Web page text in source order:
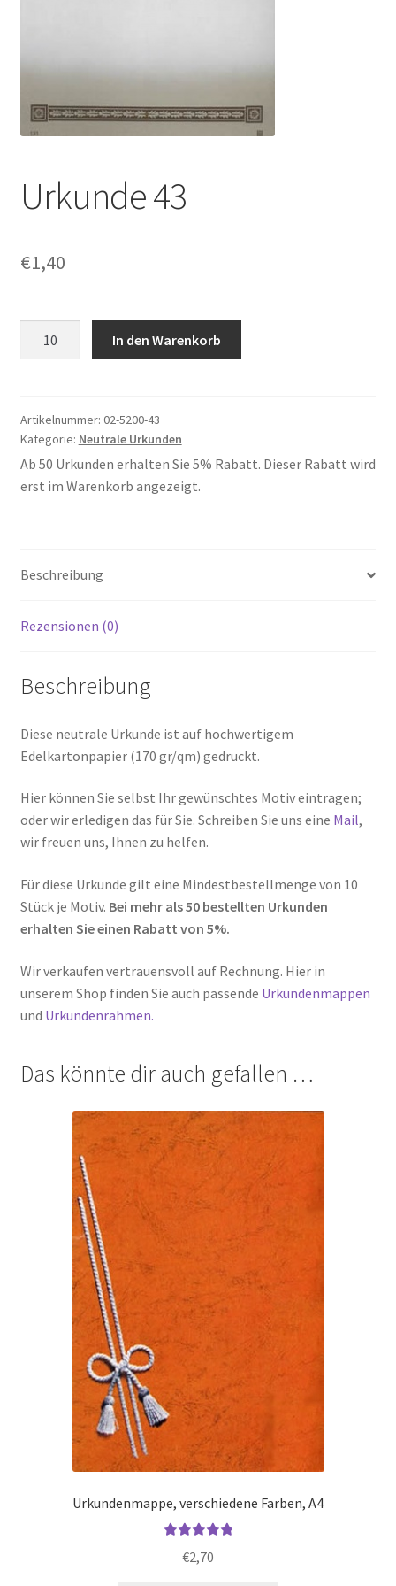
Urkunde 43
€1,40
In den Warenkorb
Artikelnummer: 02-5200-43
Kategorie: Neutrale Urkunden
Ab 50 Urkunden erhalten Sie 5% Rabatt. Dieser Rabatt wird
erst im Warenkorb angezeigt.
Beschreibung
Rezensionen (0)
Beschreibung
Diese neutrale Urkunde ist auf hochwertigem
Edelkartonpapier (170 gr/qm) gedruckt.
Hier können Sie selbst Ihr gewünschtes Motiv eintragen;
oder wir erledigen das für Sie. Schreiben Sie uns eine Mail,
wir freuen uns, Ihnen zu helfen.
Für diese Urkunde gilt eine Mindestbestellmenge von 10
Stück je Motiv. Bei mehr als 50 bestellten Urkunden
erhalten Sie einen Rabatt von 5%.
Wir verkaufen vertrauensvoll auf Rechnung. Hier in
unserem Shop finden Sie auch passende Urkundenmappen
und Urkundenrahmen.
Das könnte dir auch gefallen …
Urkundenmappe, verschiedene Farben, A4
von 5
€2,70